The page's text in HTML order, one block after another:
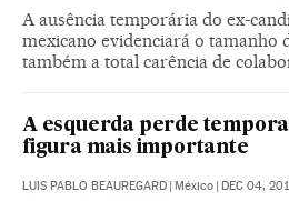
A ausência temporária do ex-
mexicano evidenciará o tamanho
também a total carência de
A esquerda perde
figura mais importante
LUIS PABLO BEAUREGARD | México | DEC 04,